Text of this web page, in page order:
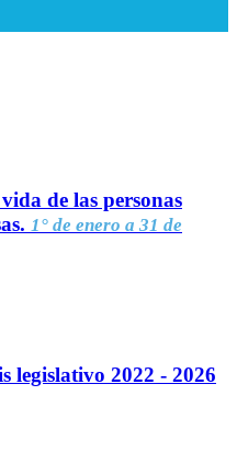
de las personas
1° de enero a 31 de
legislativo 2022 - 2026